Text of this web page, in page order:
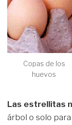
Copas de los
huevos
Las estrellitas
árbol o solo